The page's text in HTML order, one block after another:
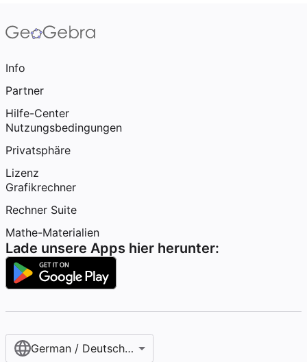
Info
Partner
Hilfe-Center
Nutzungsbedingungen
Privatsphäre
Lizenz
Grafikrechner
Rechner Suite
Mathe-Materialien
Lade unsere Apps hier herunter:
German / Deutsch (Österreich)‎